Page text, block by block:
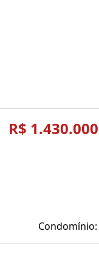
R$ 1.430.000
Condomínio: